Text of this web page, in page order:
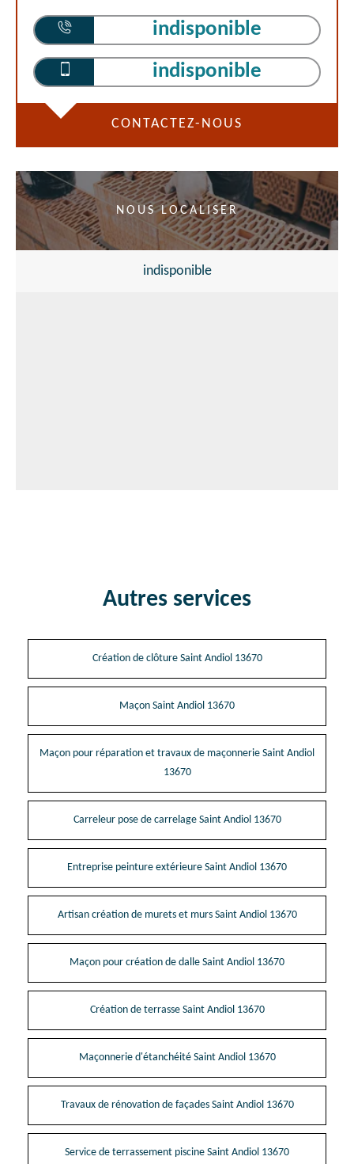
indisponible
indisponible
CONTACTEZ-NOUS
NOUS LOCALISER
indisponible
Autres services
Création de clôture Saint Andiol 13670
Maçon Saint Andiol 13670
Maçon pour réparation et travaux de maçonnerie Saint Andiol
13670
Carreleur pose de carrelage Saint Andiol 13670
Entreprise peinture extérieure Saint Andiol 13670
Artisan création de murets et murs Saint Andiol 13670
Maçon pour création de dalle Saint Andiol 13670
Création de terrasse Saint Andiol 13670
Maçonnerie d'étanchéité Saint Andiol 13670
Travaux de rénovation de façades Saint Andiol 13670
Service de terrassement piscine Saint Andiol 13670